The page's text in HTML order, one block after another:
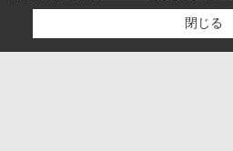
閉じる